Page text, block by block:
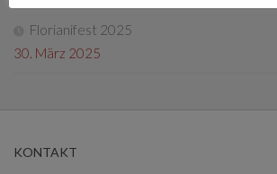
Florianifest 2025
30. März 2025
KONTAKT